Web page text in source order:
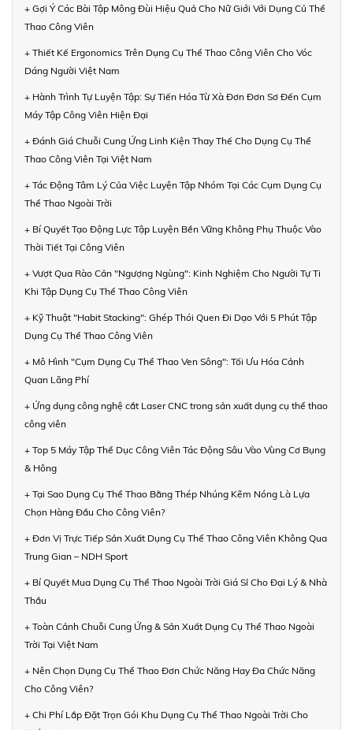
+ Gợi Ý Các Bài Tập Mông Đùi Hiệu Quả Cho Nữ Giới Với Dụng Củ Thể
Thao Công Viên
+ Thiết Kế Ergonomics Trên Dụng Cụ Thể Thao Công Viên Cho Vóc
Dáng Người Việt Nam
+ Hành Trình Tự Luyện Tập: Sự Tiến Hóa Từ Xà Đơn Đơn Sơ Đến Cụm
Máy Tập Công Viên Hiện Đại
+ Đánh Giá Chuỗi Cung Ứng Linh Kiện Thay Thế Cho Dụng Cụ Thể
Thao Công Viên Tại Việt Nam
+ Tác Động Tâm Lý Của Việc Luyện Tập Nhóm Tại Các Cụm Dụng Cụ
Thể Thao Ngoài Trời
+ Bí Quyết Tạo Động Lực Tập Luyện Bền Vững Không Phụ Thuộc Vào
Thời Tiết Tại Công Viên
+ Vượt Qua Rào Cản "Ngượng Ngùng": Kinh Nghiệm Cho Người Tự Ti
Khi Tập Dụng Cụ Thể Thao Công Viên
+ Kỹ Thuật "Habit Stacking": Ghép Thói Quen Đi Dạo Với 5 Phút Tập
Dụng Cụ Thể Thao Công Viên
+ Mô Hình "Cụm Dụng Cụ Thể Thao Ven Sông": Tối Ưu Hóa Cảnh
Quan Lãng Phí
+ Ứng dụng công nghệ cắt Laser CNC trong sản xuất dụng cụ thể thao
công viên
+ Top 5 Máy Tập Thể Dục Công Viên Tác Động Sâu Vào Vùng Cơ Bụng
& Hông
+ Tại Sao Dụng Cụ Thể Thao Bằng Thép Nhúng Kẽm Nóng Là Lựa
Chọn Hàng Đầu Cho Công Viên?
+ Đơn Vị Trực Tiếp Sản Xuất Dụng Cụ Thể Thao Công Viên Không Qua
Trung Gian – NDH Sport
+ Bí Quyết Mua Dụng Cụ Thể Thao Ngoài Trời Giá Sỉ Cho Đại Lý & Nhà
Thầu
+ Toàn Cảnh Chuỗi Cung Ứng & Sản Xuất Dụng Cụ Thể Thao Ngoài
Trời Tại Việt Nam
+ Nên Chọn Dụng Cụ Thể Thao Đơn Chức Năng Hay Đa Chức Năng
Cho Công Viên?
+ Chi Phí Lắp Đặt Trọn Gói Khu Dụng Cụ Thể Thao Ngoài Trời Cho